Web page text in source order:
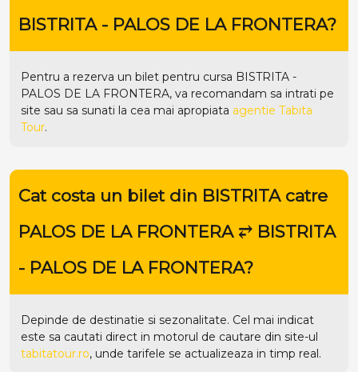
BISTRITA - PALOS DE LA FRONTERA?
Pentru a rezerva un bilet pentru cursa BISTRITA -
PALOS DE LA FRONTERA, va recomandam sa intrati pe
site sau sa sunati la cea mai apropiata agentie Tabita
Tour.
Cat costa un bilet din BISTRITA catre
PALOS DE LA FRONTERA ⥂ BISTRITA
- PALOS DE LA FRONTERA?
Depinde de destinatie si sezonalitate. Cel mai indicat
este sa cautati direct in motorul de cautare din site-ul
tabitatour.ro, unde tarifele se actualizeaza in timp real.